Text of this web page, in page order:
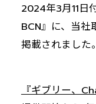
2024年3月11日
BCN』に、当
掲載されました。
『ギブリー、